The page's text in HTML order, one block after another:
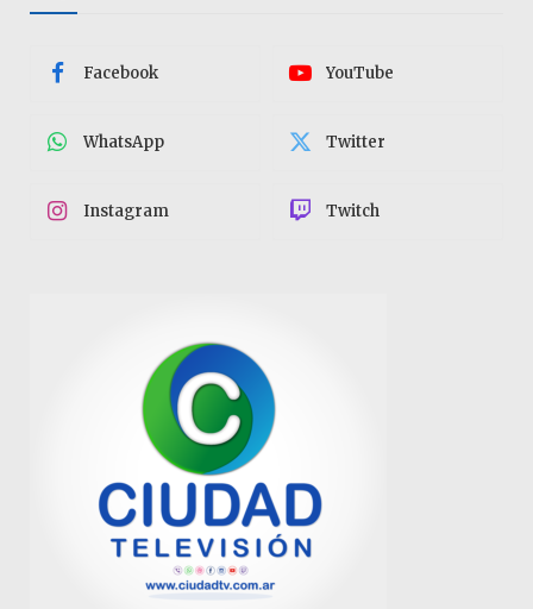
Facebook YouTube
WhatsApp Twitter
Instagram Twitch